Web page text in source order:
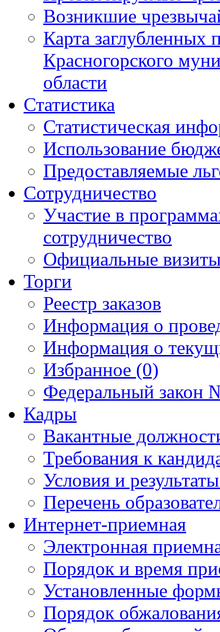
Возникшие
Карта
Красногорского
области
Статистика
Статистическая
Использование
Предоставляемые
Сотрудничество
Участие в
сотрудничество
Официальные
Торги
Реестр заказов
Информация о
Информация о
Избранное (0)
Федеральный закон
Кадры
Вакантные
Требования к
Условия и
Перечень
Интернет-приемная
Электронная
Порядок и время
Установленные
Порядок